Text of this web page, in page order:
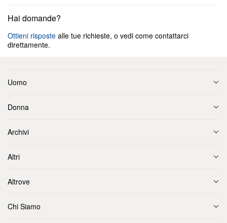
Hai domande?
Ottieni risposte alle tue richieste, o vedi come contattarci
direttamente.
Uomo
Donna
Archivi
Altri
Altrove
Chi Siamo